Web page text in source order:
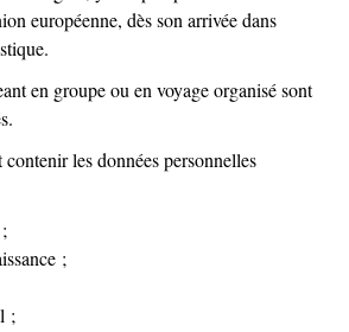
européenne, dès son arrivée dans
en groupe ou en voyage organisé sont
les données personnelles
;
;